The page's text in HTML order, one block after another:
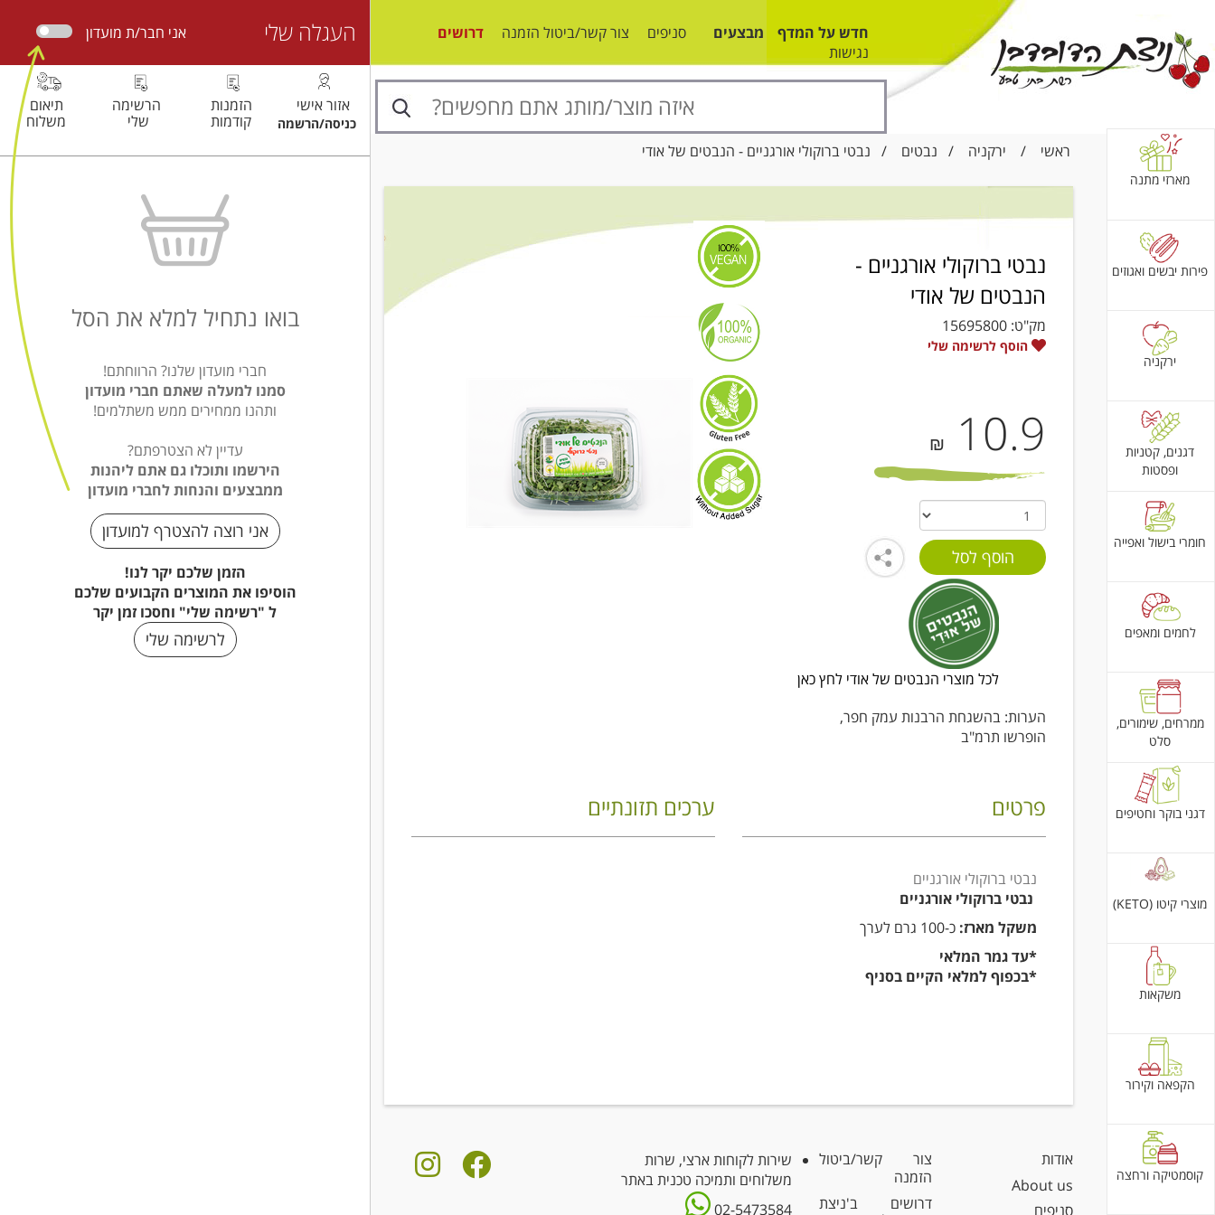
חדש על המדף מבצעים סניפים צור קשר/ביטול הזמנה
דרושים
נגישות
ראשי / ירקניה / נבטים / נבטי ברוקולי אורגניים - הנבטים של אודי
מארזי מתנה
פירות יבשים ואגוזים
ירקניה
דגנים, קטניות
ופסטות
חומרי בישול ואפייה
לחמים ומאפים
ממרחים, שימורים,
סלט
דגני בוקר וחטיפים
מוצרי קיטו (KETO)
משקאות
הקפאה וקירור
קוסמטיקה ורחצה
נבטי ברוקולי אורגניים -
הנבטים של אודי
מק"ט: 15695800
הוסף לרשימה שלי
10.9
₪
לכל מוצרי הנבטים של אודי לחץ כאן
הערות: בהשגחת הרבנות עמק חפר,
הופרשו תרמ"ב
פרטים
נבטי ברוקולי אורגניים
נבטי ברוקולי אורגניים
משקל מארז: כ-100 גרם לערך
*עד גמר המלאי
*בכפוף למלאי הקיים בסניף
ערכים תזונתיים
אודות
About us
סניפים
צור קשר/ביטול
הזמנה
דרושים ב'ניצת
שירות לקוחות ארצי, שרות
משלוחים ותמיכה טכנית באתר
02-5473584